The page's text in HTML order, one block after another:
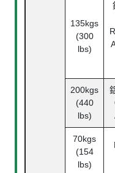
135kgs
(300
lbs)
200kgs
(440
lbs)
70kgs
(154
lbs)